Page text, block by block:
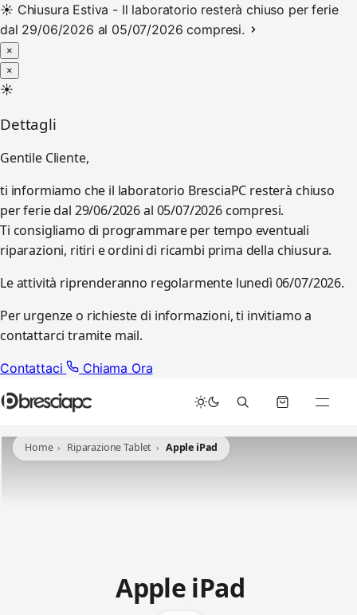
☀️ Chiusura Estiva - Il laboratorio resterà chiuso per ferie
dal 29/06/2026 al 05/07/2026 compresi.
×
×
☀️
Dettagli
Gentile Cliente,
ti informiamo che il laboratorio BresciaPC resterà chiuso
per ferie dal 29/06/2026 al 05/07/2026 compresi.
Ti consigliamo di programmare per tempo eventuali
riparazioni, ritiri e ordini di ricambi prima della chiusura.
Le attività riprenderanno regolarmente lunedì 06/07/2026.
Per urgenze o richieste di informazioni, ti invitiamo a
contattarci tramite mail.
Contattaci Chiama Ora
Home Riparazione Tablet Apple iPad
Apple iPad